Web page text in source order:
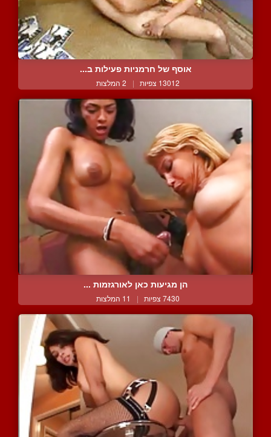
אוסף של חרמניות פעילות ב...
13012 צפיות | 2 המלצות
הן מגיעות כאן לאורגזמות ...
7430 צפיות | 11 המלצות